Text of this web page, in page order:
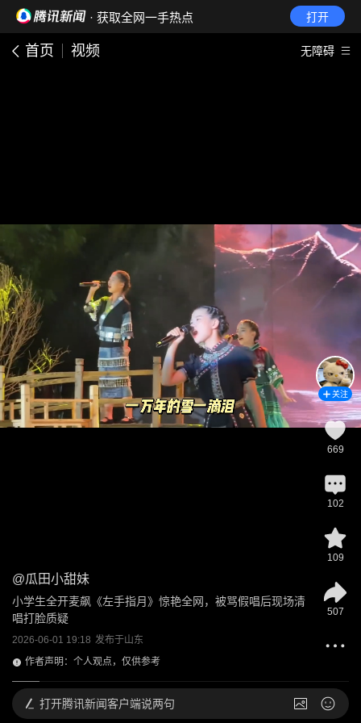
· 获取全网一手热点 打开
首页 视频 无障碍
@瓜田小甜妹
小学生全开麦飙《左手指月》惊艳全网，被骂假唱后现场清
唱打脸质疑
2026-06-01 19:18 发布于山东
作者声明：个人观点，仅供参考
关注
669
102
109
507
打开腾讯新闻客户端说两句